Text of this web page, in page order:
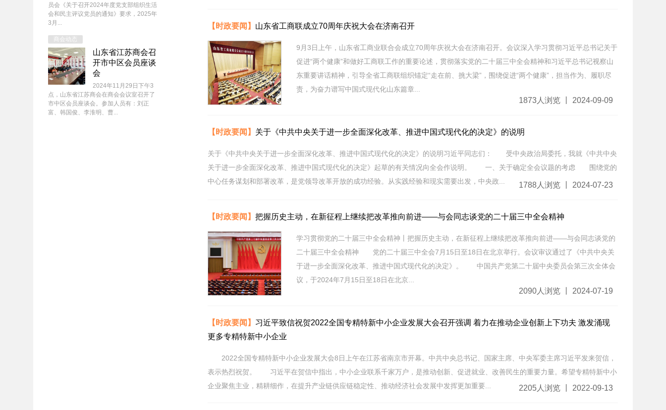
员会《关于召开2024年度党支部组织生活
会和民主评议党员的通知》要求，2025年
3月...
商会动态
山东省江苏商会召
开市中区会员座谈
会
2024年11月29日下午3
点，山东省江苏商会在商会会议室召开了
市中区会员座谈会。参加人员有：刘正
富、韩国俊、李淮明、曹...
【时政要闻】 山东省工商联成立70周年庆祝大会在济南召开
9月3日上午，山东省工商业联合会成立70周年庆祝大会在济南召开。会议深入学习贯彻习近平总书记关于
促进“两个健康”和做好工商联工作的重要论述，贯彻落实党的二十届三中全会精神和习近平总书记视察山
东重要讲话精神，引导全省工商联组织锚定“走在前、挑大梁”，围绕促进“两个健康”，担当作为、履职尽
责，为奋力谱写中国式现代化山东篇章...
1873人浏览 丨 2024-09-09
【时政要闻】 关于《中共中央关于进一步全面深化改革、推进中国式现代化的决定》的说明
关于《中共中央关于进一步全面深化改革、推进中国式现代化的决定》的说明习近平同志们： 受中央政治局委托，我就《中共中央
关于进一步全面深化改革、推进中国式现代化的决定》起草的有关情况向全会作说明。 一、关于确定全会议题的考虑 围绕党的
中心任务谋划和部署改革，是党领导改革开放的成功经验。从实践经验和现实需要出发，中央政...
1788人浏览 丨 2024-07-23
【时政要闻】把握历史主动，在新征程上继续把改革推向前进——与会同志谈党的二十届三中全会精神
学习贯彻党的二十届三中全会精神丨把握历史主动，在新征程上继续把改革推向前进——与会同志谈党的
二十届三中全会精神 党的二十届三中全会7月15日至18日在北京举行。会议审议通过了《中共中央关
于进一步全面深化改革、推进中国式现代化的决定》。 中国共产党第二十届中央委员会第三次全体会
议，于2024年7月15日至18日在北京...
2090人浏览 丨 2024-07-19
【时政要闻】 习近平致信祝贺2022全国专精特新中小企业发展大会召开强调 着力在推动企业创新上下功夫 激发涌现
更多专精特新中小企业
2022全国专精特新中小企业发展大会8日上午在江苏省南京市开幕。中共中央总书记、国家主席、中央军委主席习近平发来贺信，
表示热烈祝贺。 习近平在贺信中指出，中小企业联系千家万户，是推动创新、促进就业、改善民生的重要力量。希望专精特新中小
企业聚焦主业，精耕细作，在提升产业链供应链稳定性、推动经济社会发展中发挥更加重要...
2205人浏览 丨 2022-09-13